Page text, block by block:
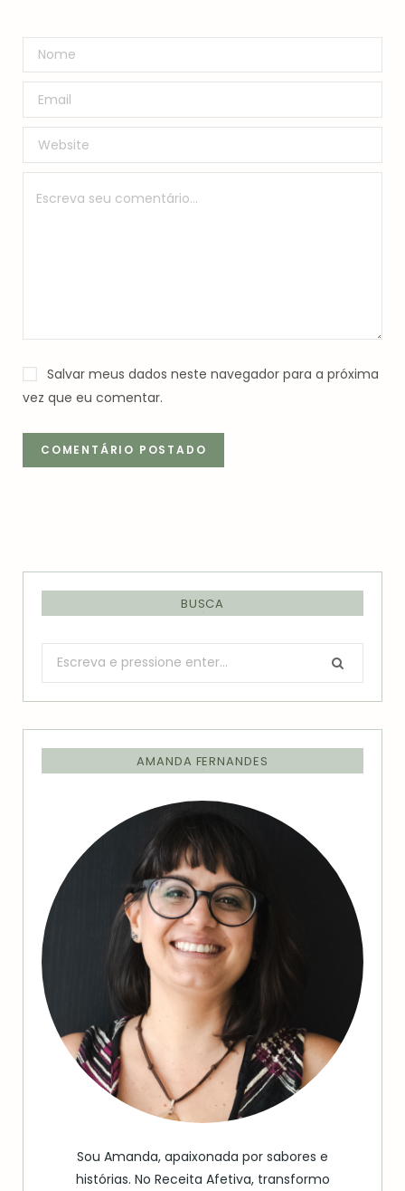
Salvar meus dados neste navegador para a próxima
vez que eu comentar.
BUSCA
Procurar:
AMANDA FERNANDES
Sou Amanda, apaixonada por sabores e
histórias. No Receita Afetiva, transformo